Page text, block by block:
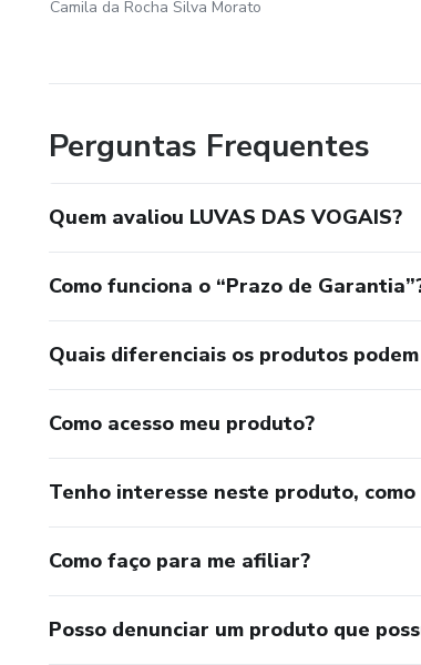
Camila da Rocha Silva Morato
Perguntas Frequentes
Quem avaliou LUVAS DAS VOGAIS?
Como funciona o “Prazo de
Quais diferenciais os produtos
Como acesso meu produto?
Tenho interesse neste produto, como
Como faço para me afiliar?
Posso denunciar um produto que